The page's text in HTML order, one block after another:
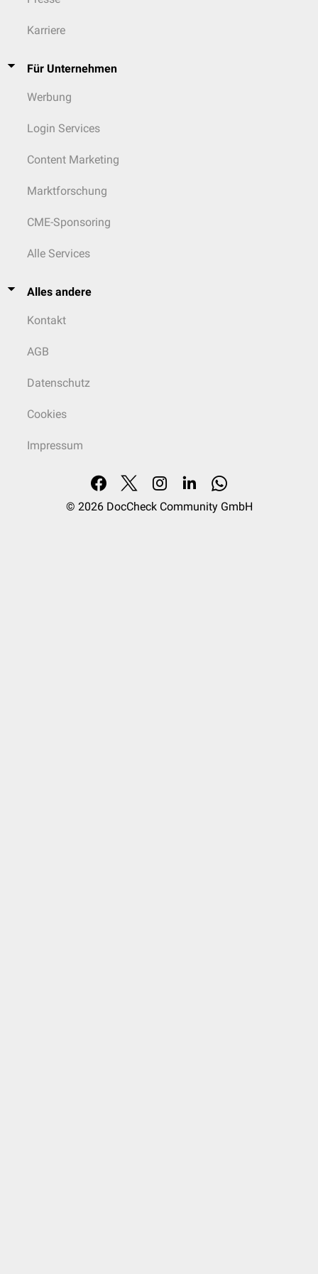
Karriere
Für Unternehmen
Werbung
Login Services
Content Marketing
Marktforschung
CME-Sponsoring
Alle Services
Alles andere
Kontakt
AGB
Datenschutz
Cookies
Impressum
© 2026 DocCheck Community GmbH